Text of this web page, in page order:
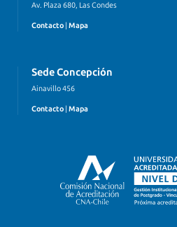
Av. Plaza 680, Las Condes
Contacto Mapa
Sede Concepción
Ainavillo 456
Contacto | Mapa